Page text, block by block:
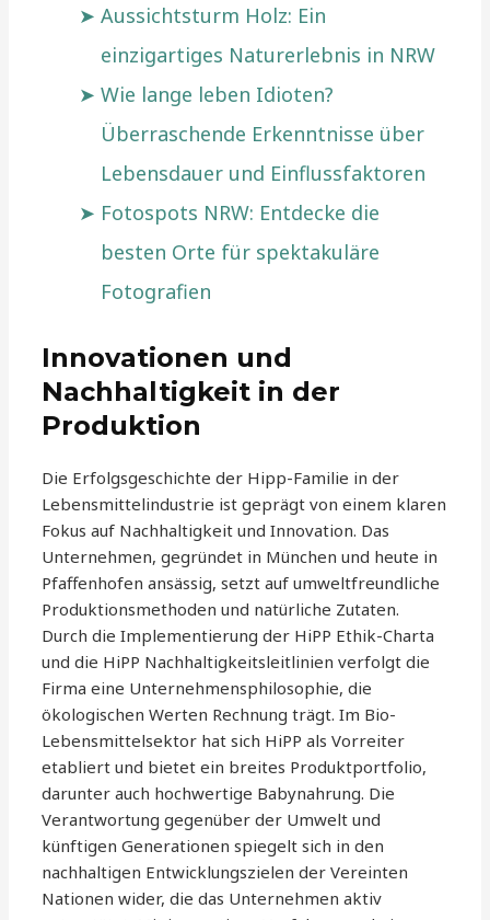
Aussichtsturm Holz: Ein
einzigartiges Naturerlebnis in NRW
Wie lange leben Idioten?
Überraschende Erkenntnisse über
Lebensdauer und Einflussfaktoren
Fotospots NRW: Entdecke die
besten Orte für spektakuläre
Fotografien
Innovationen und
Nachhaltigkeit in der
Produktion
Die Erfolgsgeschichte der Hipp-Familie in der
Lebensmittelindustrie ist geprägt von einem klaren
Fokus auf Nachhaltigkeit und Innovation. Das
Unternehmen, gegründet in München und heute in
Pfaffenhofen ansässig, setzt auf umweltfreundliche
Produktionsmethoden und natürliche Zutaten.
Durch die Implementierung der HiPP Ethik-Charta
und die HiPP Nachhaltigkeitsleitlinien verfolgt die
Firma eine Unternehmensphilosophie, die
ökologischen Werten Rechnung trägt. Im Bio-
Lebensmittelsektor hat sich HiPP als Vorreiter
etabliert und bietet ein breites Produktportfolio,
darunter auch hochwertige Babynahrung. Die
Verantwortung gegenüber der Umwelt und
künftigen Generationen spiegelt sich in den
nachhaltigen Entwicklungszielen der Vereinten
Nationen wider, die das Unternehmen aktiv